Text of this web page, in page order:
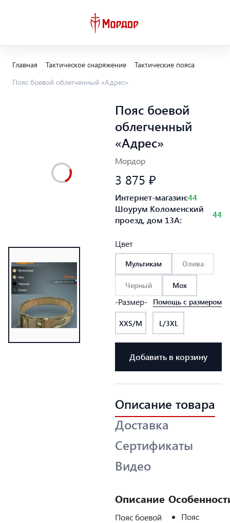
Главная Тактическое снаряжение
Тактические пояса
Пояс боевой облегченный «Адрес»
Пояс боевой
облегченный
«Адрес»
Мордор
3 875 ₽
Интернет-магазин:44
Шоурум Коломенский
проезд, дом 13А:
44
Цвет
Мультикам Олива
Черный Мох
-Размер- Помощь с размером
XXS/M L/3XL
Добавить в корзину
Описание товара
Доставка
Сертификаты
Видео
Описание
Пояс боевой
Пояс